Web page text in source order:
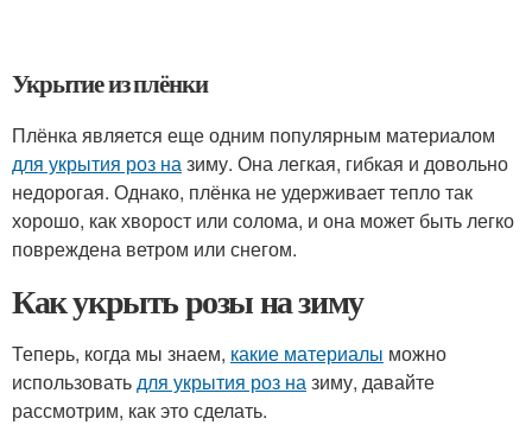
Укрытие из плёнки
Плёнка является еще одним популярным материалом
для укрытия роз назиму. Она легкая, гибкая и довольно
недорогая. Однако, плёнка не удерживает тепло так
хорошо, как хворост или солома, и она может быть легко
повреждена ветром или снегом.
Как укрыть розы на зиму
Теперь, когда мы знаем, какие материалы можно
использоватьдля укрытия роз назиму, давайте
рассмотрим, как это сделать.